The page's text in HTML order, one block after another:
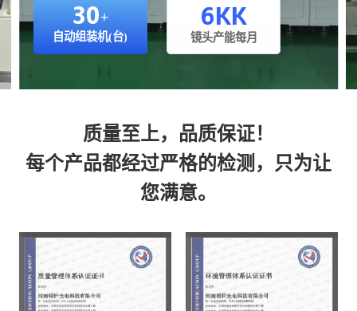
30+
自动组装机(台)
6KK
镜头产能每月
质量至上，品质保证！
每个产品都经过严格的检测，只为让
您满意。